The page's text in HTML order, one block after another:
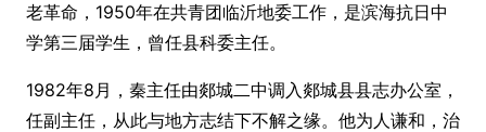
老革命，1950年在共青团临沂地委工作，是滨海抗日中
学第三届学生，曾任县科委主任。
1982年8月，秦主任由郯城二中调入郯城县县志办公室，
任副主任，从此与地方志结下不解之缘。他为人谦和，治